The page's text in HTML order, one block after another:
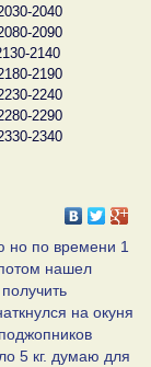
2040
2090
2140
2190
2240
2290
2340
но по времени 1
нашел
на окуня
5 кг. думаю для